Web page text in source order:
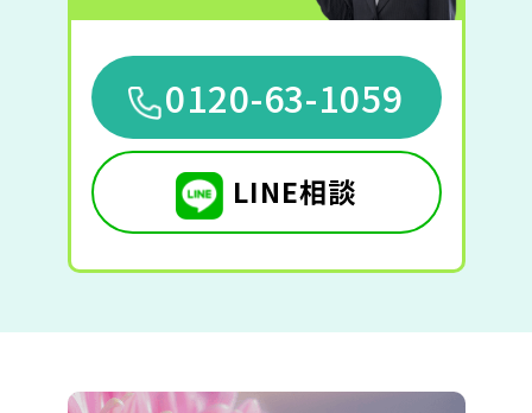
0120-63-1059
LINE相談